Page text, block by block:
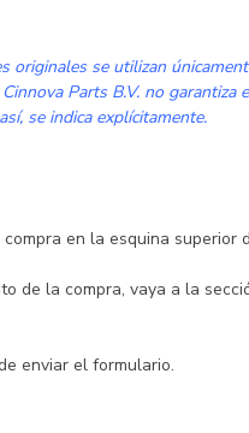
originales se utilizan
Parts B.V. no garantiza
se indica explícitamente.
en la esquina superior
de la compra, vaya a la
enviar el formulario.